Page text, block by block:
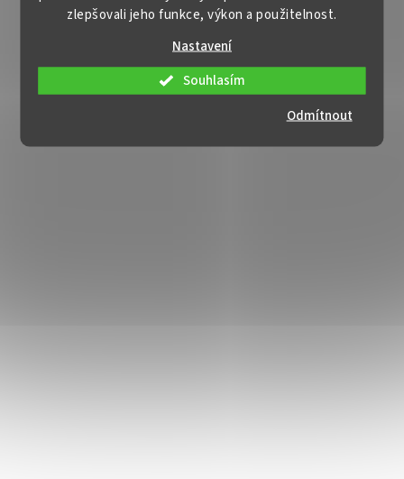
zlepšovali jeho funkce, výkon a použitelnost.
Nastavení
Odmítnout
Souhlasím